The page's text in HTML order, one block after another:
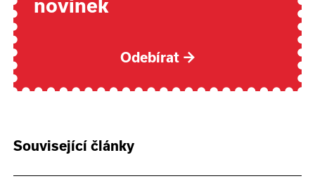
novinek
Odebírat →
Související články